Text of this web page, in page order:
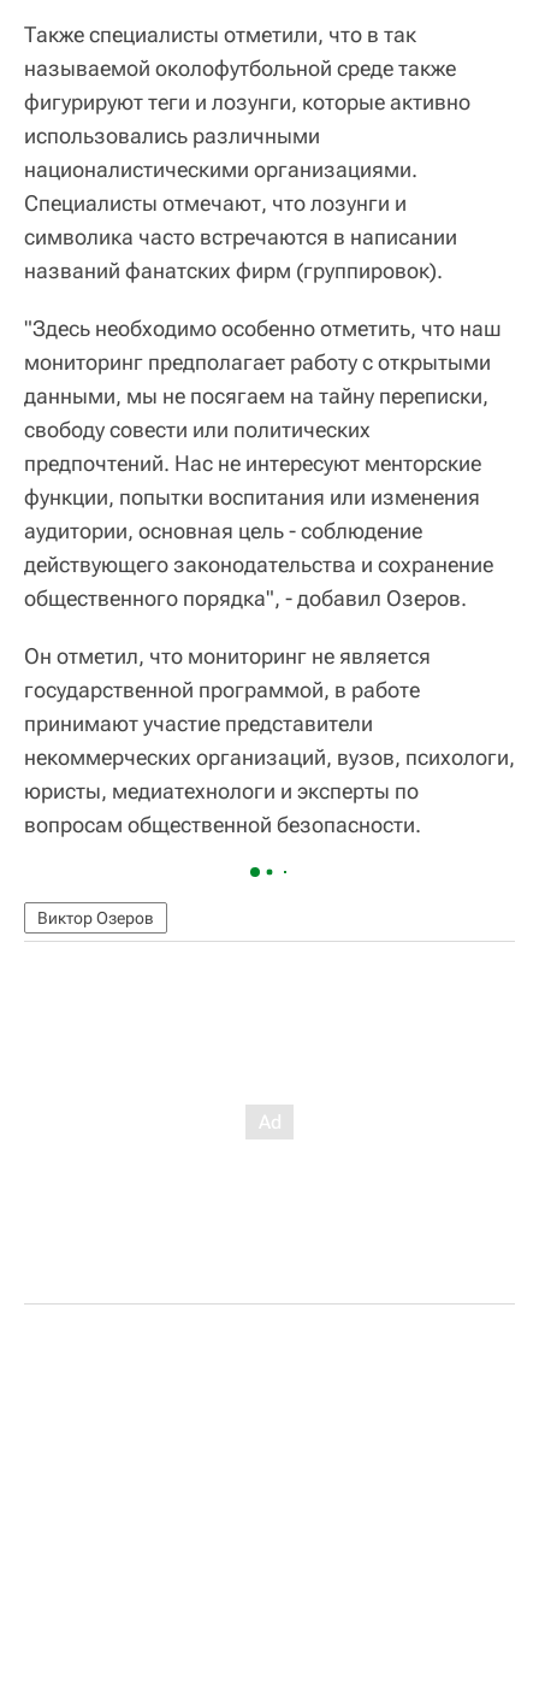
Также специалисты отметили, что в так
называемой околофутбольной среде также
фигурируют теги и лозунги, которые активно
использовались различными
националистическими организациями.
Специалисты отмечают, что лозунги и
символика часто встречаются в написании
названий фанатских фирм (группировок).
"Здесь необходимо особенно отметить, что наш
мониторинг предполагает работу с открытыми
данными, мы не посягаем на тайну переписки,
свободу совести или политических
предпочтений. Нас не интересуют менторские
функции, попытки воспитания или изменения
аудитории, основная цель - соблюдение
действующего законодательства и сохранение
общественного порядка", - добавил Озеров.
Он отметил, что мониторинг не является
государственной программой, в работе
принимают участие представители
некоммерческих организаций, вузов, психологи,
юристы, медиатехнологи и эксперты по
вопросам общественной безопасности.
Виктор Озеров